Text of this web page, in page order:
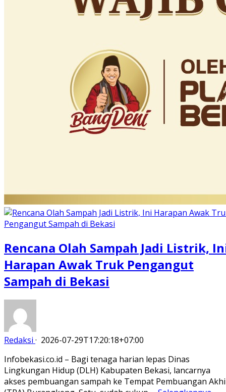
Rencana Olah Sampah Jadi Listrik,
Harapan Awak Truk Pengangut
Sampah di Bekasi
Redaksi · 2026-07-29T17:20:18+07:00
Infobekasi.co.id – Bagi tenaga harian lepas Dinas
Lingkungan Hidup (DLH) Kabupaten Bekasi, lancarnya
akses pembuangan sampah ke Tempat Pembuangan